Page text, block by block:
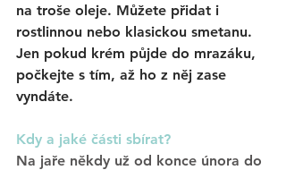
na troše oleje. Můžete přidat i
rostlinnou nebo klasickou smetanu.
Jen pokud krém půjde do mrazáku,
počkejte s tím, až ho z něj zase
vyndáte.
Kdy a jaké části sbírat?
Na jaře někdy už od konce února do